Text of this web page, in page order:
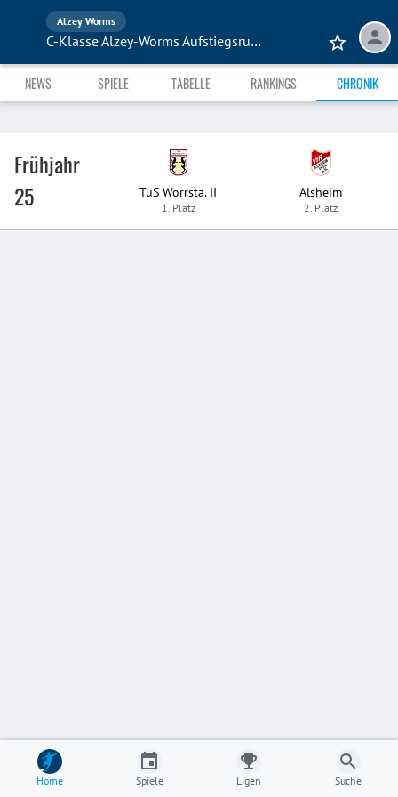
Alzey Worms
C-Klasse Alzey-Worms Aufstiegsrunde
NEWS SPIELE TABELLE RANKINGS CHRONIK
Frühjahr
25
TuS Wörrsta. II
1. Platz
Alsheim
2. Platz
Home Spiele Ligen Suche